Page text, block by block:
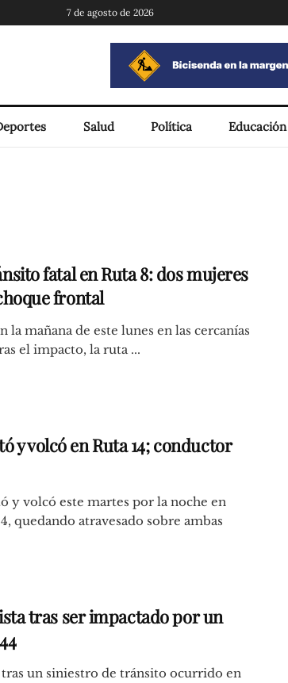
7 de agosto de 2026
Salud Política Educación
fatal en Ruta 8: dos mujeres
frontal
la mañana de este lunes en las cercanías
el impacto, la ruta ...
y volcó en Ruta 14; conductor
y volcó este martes por la noche en
quedando atravesado sobre ambas
tras ser impactado por un
un siniestro de tránsito ocurrido en